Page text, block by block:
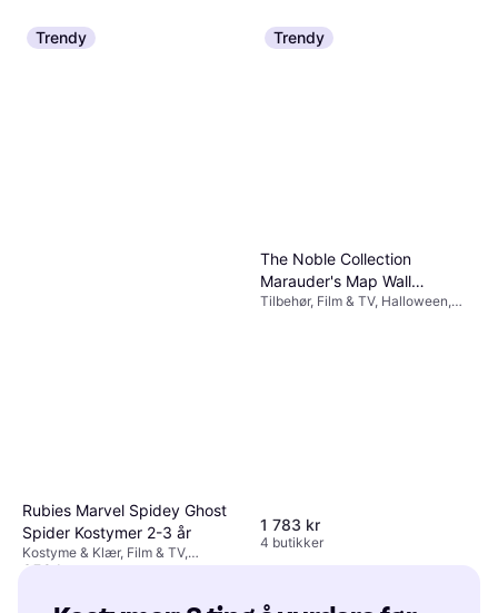
Trendy
Rubies Marvel Spidey Ghost
Spider Kostymer 2-3 år
Kostyme & Klær, Film & TV,
Superhelter & Superskurker,
359 kr
Trendy
The Noble Collection
Marauder's Map Wall
Collection
Tilbehør, Film & TV, Halloween,
1 783 kr
4 butikker